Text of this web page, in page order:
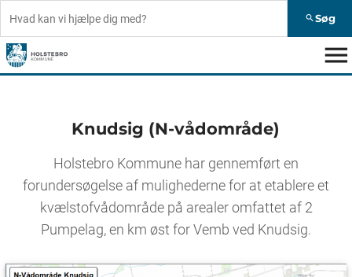
search Søg
menu
Knudsig (N-vådområde)
Holstebro Kommune har gennemført en
forundersøgelse af mulighederne for at etablere et
kvælstofvådområde på arealer omfattet af 2
Pumpelag, en km øst for Vemb ved Knudsig.